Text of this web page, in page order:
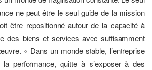
ne peut être le seul guide de la mission
être repositionné autour de la capacité à
des biens et services avec suffisamment
« Dans un monde stable, l’entreprise
performance, quitte à s’exposer à des